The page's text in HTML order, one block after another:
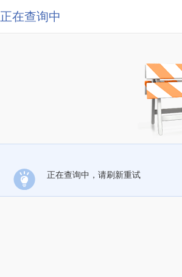
正在查询中
正在查询中，请刷新重试